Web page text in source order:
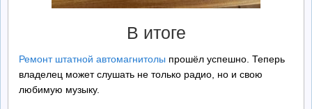
В итоге
Ремонт штатной автомагнитолы прошёл успешно. Теперь
владелец может слушать не только радио, но и свою
любимую музыку.